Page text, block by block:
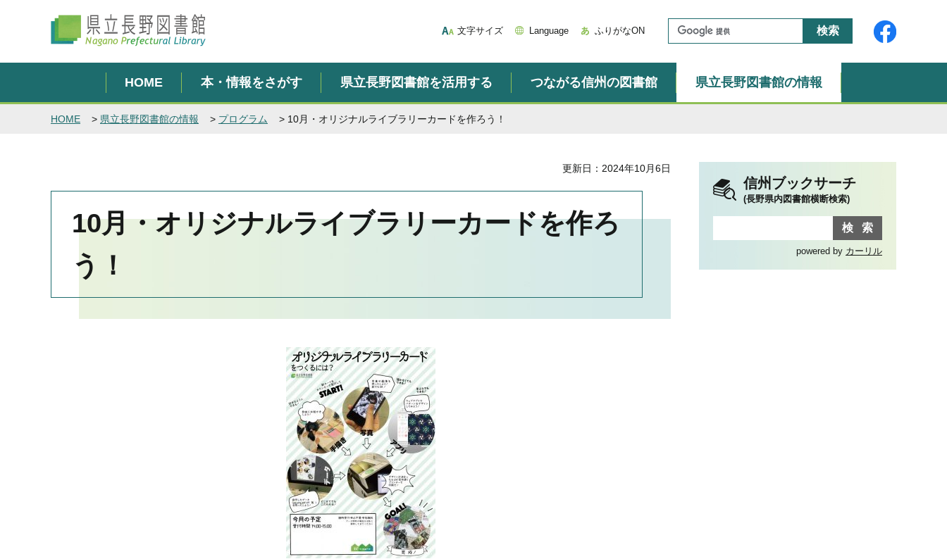
県立長野図書館
文字サイズ Language ふりがなON
HOME 本・情報をさがす 県立長野図書館を活用する つながる信州の図書館 県立長野図書館の情報
HOME > 県立長野図書館の情報 > プログラム > 10月・オリジナルライブラリーカードを作ろう！
更新日：2024年10月6日
10月・オリジナルライブラリーカードを作ろ
う！
信州ブックサーチ
(長野県内図書館横断検索)
powered by カーリル